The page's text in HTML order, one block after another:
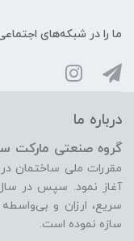
ما را در شبکه‌های
درباره ما
گروه صنعتی مارکت
مقررات ملی ساختمان در
سریع، ارزان و بی‌واسطه
سازه نموده است.